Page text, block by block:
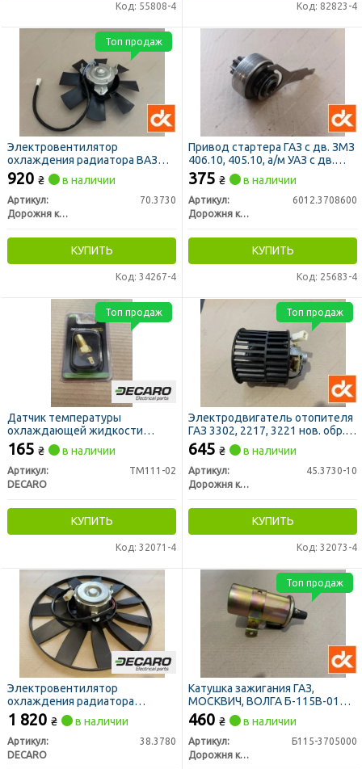
Код: 55808-4 Код: 82823-4
Электровентилятор
охлаждения радиатора ВАЗ
2103-2108, 2109, ГАЗ 3110 (ДК)
920 ₴ в наличии
Артикул:
70.3730
Дорожня карта
КУПИТЬ
Код: 34267-4
Топ продаж
Привод стартера ГАЗ с дв. ЗМЗ
406.10, 405.10, а/м УАЗ с дв.
ЗМЗ 409.10 (редукторный) (ДК)
375 ₴ в наличии
Артикул:
6012.3708600
Дорожня карта
КУПИТЬ
Код: 25683-4
Датчик температуры
охлаждающей жидкости
ВОЛГА, ГАЗЕЛЬ,СОБОЛЬ (t 105)
(DECARO)
165 ₴ в наличии
Артикул:
ТМ111-02
DECARO
КУПИТЬ
Код: 32071-4
Топ продаж
Электродвигатель отопителя
ГАЗ 3302, 2217, 3221 нов. обр.
12В 90Вт (ДК)
645 ₴ в наличии
Артикул:
45.3730-10
Дорожня карта
КУПИТЬ
Код: 32073-4
Топ продаж
Электровентилятор
охлаждения радиатора
ГАЗЕЛЬ, ГАЗ 3110 (ЗМЗ 406) 12В
(DECARO)
1 820 ₴ в наличии
Артикул:
38.3780
DECARO
Катушка зажигания ГАЗ,
МОСКВИЧ, ВОЛГА Б-115В-01
(контактная) (ДК)
460 ₴ в наличии
Артикул:
Б115-3705000
Дорожня карта
Топ продаж